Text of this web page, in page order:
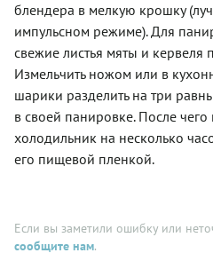
блендера в мелкую крошку
импульсном режиме). Для
свежие листья мяты и
Измельчить ножом или в
шарики разделить на три
в своей панировке. После
холодильник на несколько
его пищевой пленкой.
Если вы заметили ошибку или
сообщите нам.